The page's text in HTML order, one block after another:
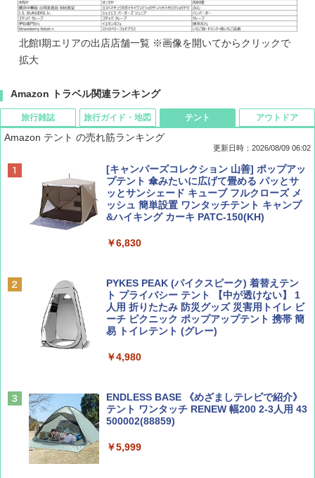
北館I期エリアの出店店舗一覧 ※画像を開いてからクリックで
拡大
Amazon トラベル関連ランキング
旅行雑誌
BE-PAL(ビ-パル) 2026年 9 月号【特別付録:
SOTO ミニマル"旅"財布 ランダム2種】
￥1,500
￥713
旅行ガイド・地図
地球の歩き方 スター・ウォーズ
￥2,695
￥2,479
力的な町 2026～2027 地球の歩き方D アジア
ァキア 2026～2027 地球の歩き方A ヨーロッ
テント
Amazon テント の売れ筋ランキング
更新日時：2026/08/09 06:02
[キャンパーズコレクション 山善] ポップアッ
プテント 傘みたいに広げて畳める パッとサ
ッとサンシェード キューブ フルクローズ メ
ッシュ 簡単設置 ワンタッチテント キャンプ
&ハイキング カーキ PATC-150(KH)
￥6,830
PYKES PEAK (パイクスピーク) 着替えテン
ト プライバシー テント 【中が透けない】 1
人用 折りたたみ 防災グッズ 災害用トイレ ビ
ーチ ピクニック ポップアップテント 携帯 簡
易 トイレテント (グレー)
￥4,980
ENDLESS BASE 《めざましテレビで紹介》
テント ワンタッチ RENEW 幅200 2-3人用 43
500002(88859)
￥5,999
アウトドア